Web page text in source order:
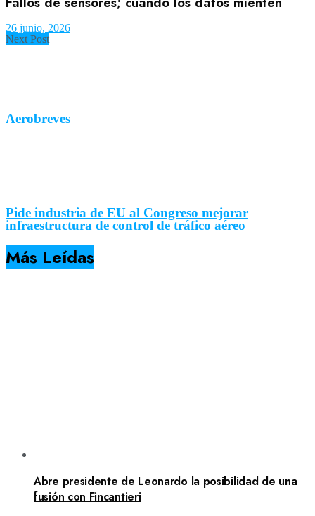
26 junio, 2026
Next Post
Aerobreves
Pide industria de EU al Congreso mejorar
infraestructura de control de tráfico aéreo
Más Leídas
Abre presidente de Leonardo la posibilidad de una
fusión con Fincantieri